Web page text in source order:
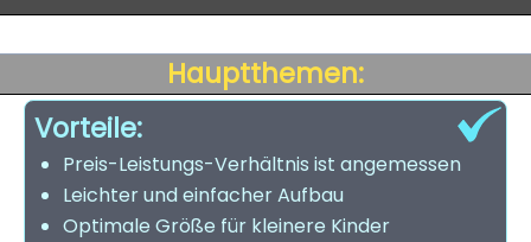
Hauptthemen:
Vorteile:
Preis-Leistungs-Verhältnis ist angemessen
Leichter und einfacher Aufbau
Optimale Größe für kleinere Kinder